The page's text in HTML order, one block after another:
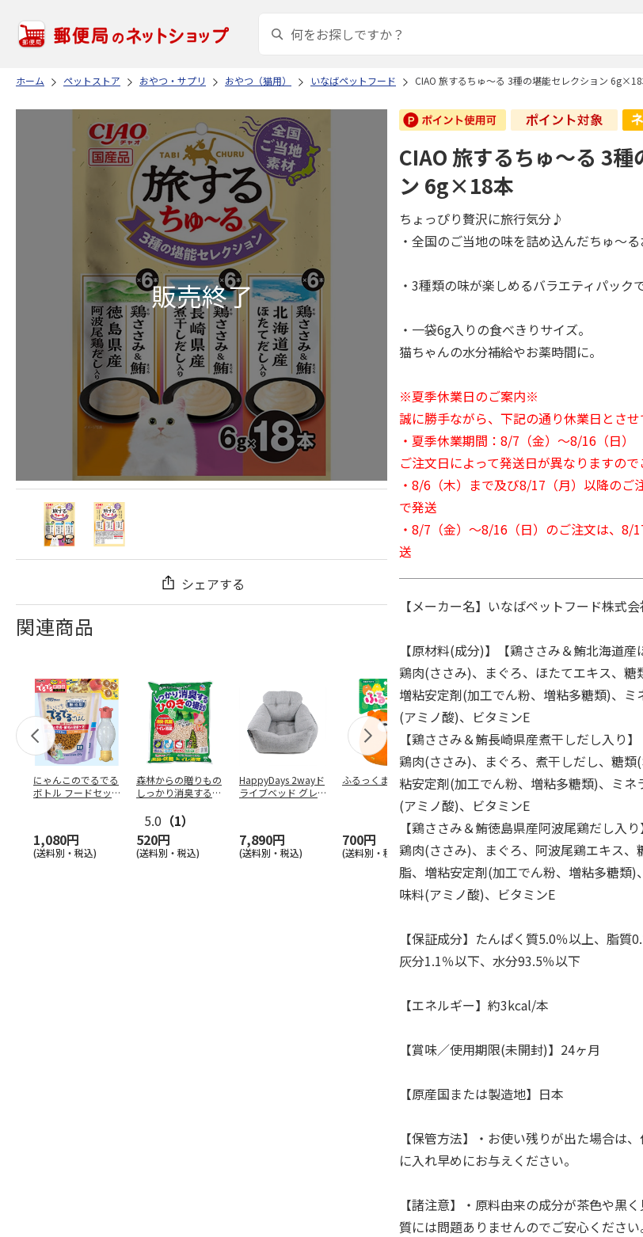
ホーム ペットストア おやつ・サプリ おやつ（猫用） いなばペットフード CIAO 旅するちゅ～る 3種の堪能セレクション
シェアする
関連商品
にゃんこのでるでる
ボトル フードセッ
1,080円
(送料別・税込)
森林からの贈りもの
しっかり消臭するひ
5.0 （1）
520円
(送料別・税込)
HappyDays 2wayド
ライブベッド グレ
7,890円
(送料別・税込)
ふるっくま みかん
700円
(送料別・税込)
デオトイレ 飛び散
らない消臭・抗菌サ
ンド 4L
1,320円
(送料別・税込)
獣医師開発 ニオイ
をとる砂専用 猫ト
1,550円
(送料別・税込)
CIAO 旅するちゅ～る 3種
ン 6g×18本
ちょっぴり贅沢に旅行気分♪
・全国のご当地の味を詰め込んだちゅ～る
・3種類の味が楽しめるバラエティパックで
・一袋6g入りの食べきりサイズ。
猫ちゃんの水分補給やお薬時間に。
※夏季休業日のご案内※
誠に勝手ながら、下記の通り休業日とさせ
・夏季休業期間：8/7（金）～8/16（日）
ご注文日によって発送日が異なりますので
・8/6（木）まで及び8/17（月）以降のご
で発送
・8/7（金）～8/16（日）のご注文は、8/
送
【メーカー名】いなばペットフード株式会
【原材料(成分)】【鶏ささみ＆鮪北海道産
鶏肉(ささみ)、まぐろ、ほたてエキス、糖
増粘安定剤(加工でん粉、増粘多糖類)、
(アミノ酸)、ビタミンE
【鶏ささみ＆鮪長崎県産煮干しだし入り】
鶏肉(ささみ)、まぐろ、煮干しだし、糖
粘安定剤(加工でん粉、増粘多糖類)、ミ
(アミノ酸)、ビタミンE
【鶏ささみ＆鮪徳島県産阿波尾鶏だし入り
鶏肉(ささみ)、まぐろ、阿波尾鶏エキス
脂、増粘安定剤(加工でん粉、増粘多糖類
味料(アミノ酸)、ビタミンE
【保証成分】たんぱく質5.0％以上、脂質
灰分1.1％以下、水分93.5％以下
【エネルギー】約3kcal/本
【賞味／使用期限(未開封)】24ヶ月
【原産国または製造地】日本
【保管方法】・お使い残りが出た場合は
に入れ早めにお与えください。
【諸注意】・原料由来の成分が茶色や黒
質には問題ありませんのでご安心ください